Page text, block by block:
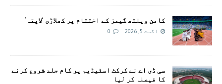
کامن ویلتھ گیمز کے اختتام پر کھلاڑی ‘لاپتہ’
اگست 5, 2026 0
سی ڈی اے نے کرکٹ اسٹیڈیم پر کام جلد شروع کرنے
کا فیصلہ کر لیا